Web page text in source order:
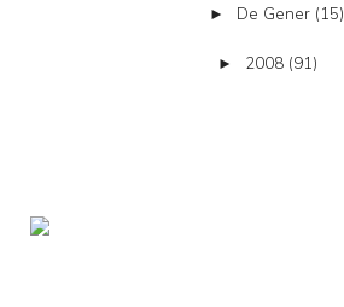
► De Gener (15)
► 2008 (91)